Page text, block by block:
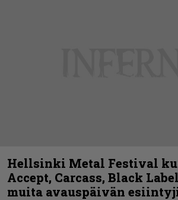
Hellsinki Metal Festival
Accept, Carcass, Black
muita avauspäivän